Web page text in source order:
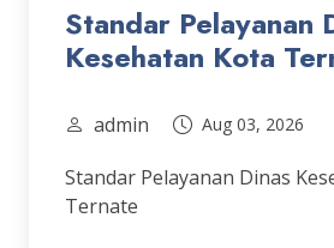
Standar Pelayanan
Kesehatan Kota
admin Aug 03, 2026
Standar Pelayanan Dinas
Ternate